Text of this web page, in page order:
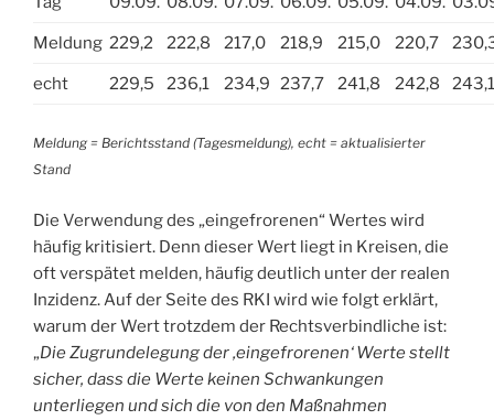
Meldung 229,2 222,8 217,0 218,9 215,0 220,7
echt 229,5 236,1 234,9 237,7 241,8 242,8 243,1
Meldung = Berichtsstand (Tagesmeldung), echt = aktualisierter
Stand
Die Verwendung des „eingefrorenen“ Wertes wird
häufig kritisiert. Denn dieser Wert liegt in Kreisen, die
oft verspätet melden, häufig deutlich unter der realen
Inzidenz. Auf der Seite des RKI wird wie folgt erklärt,
warum der Wert trotzdem der Rechtsverbindliche ist:
„Die Zugrundelegung der ‚eingefrorenen‘ Werte stellt
sicher, dass die Werte keinen Schwankungen
unterliegen und sich die von den Maßnahmen